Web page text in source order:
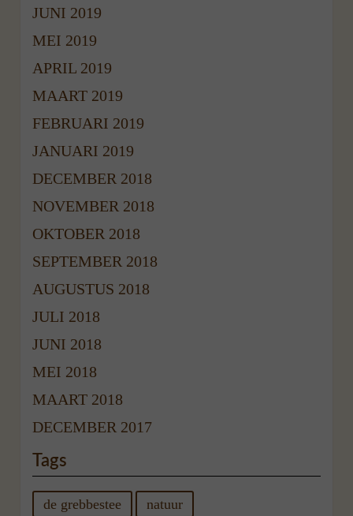
JUNI 2019
MEI 2019
APRIL 2019
MAART 2019
FEBRUARI 2019
JANUARI 2019
DECEMBER 2018
NOVEMBER 2018
OKTOBER 2018
SEPTEMBER 2018
AUGUSTUS 2018
JULI 2018
JUNI 2018
MEI 2018
MAART 2018
DECEMBER 2017
Tags
de grebbestee natuur